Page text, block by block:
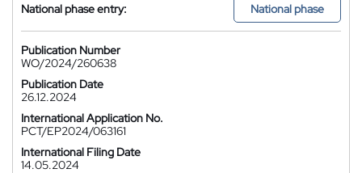
National phase entry: National phase
Publication Number
WO/2024/260638
Publication Date
26.12.2024
International Application No.
PCT/EP2024/063161
International Filing Date
14.05.2024